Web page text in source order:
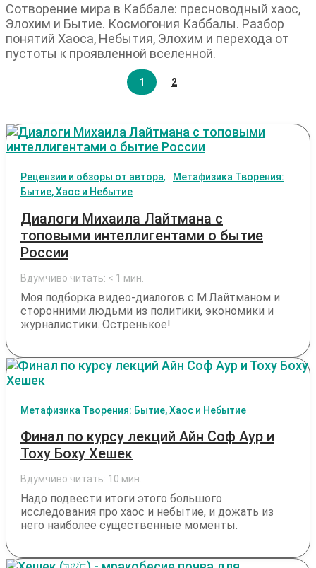
Сотворение мира в Каббале: пресноводный хаос,
Элохим и Бытие. Космогония Каббалы. Разбор
понятий Хаоса, Небытия, Элохим и перехода от
пустоты к проявленной вселенной.
1 2
Рецензии и обзоры от автора
Метафизика Творения:
Бытие, Хаос и Небытие
Диалоги Михаила Лайтмана с
топовыми интеллигентами о бытие
России
Вдумчиво читать: < 1 мин.
Моя подборка видео-диалогов с М.Лайтманом и
сторонними людьми из политики, экономики и
журналистики. Остренькое!
Метафизика Творения: Бытие, Хаос и Небытие
Финал по курсу лекций Айн Соф Аур и
Тоху Боху Хешек
Вдумчиво читать: 10 мин.
Надо подвести итоги этого большого
исследования про хаос и небытие, и дожать из
него наиболее существенные моменты.